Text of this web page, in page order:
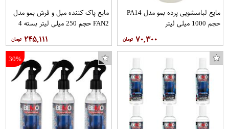
مایع لباسشویی پرده بمو مدل PA14
حجم 1000 میلی لیتر
۷۰,۳۰۰
مایع پاک کننده مبل و فرش بمو مدل
FAN2 حجم 250 میلی لیتر بسته 4
۲۴۵,۱۱۱
30%